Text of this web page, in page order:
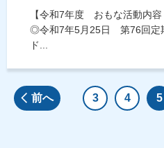
【令和7年度 おもな活動内容
◎令和7年5月25日 第76回定
ド...
前へ 3 4 5